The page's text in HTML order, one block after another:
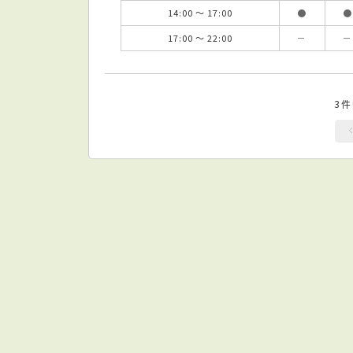
14:00 ～ 17:00
● ●
17:00 ～ 22:00
－ －
3